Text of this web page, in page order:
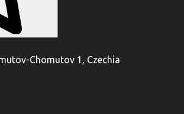
Chomutov 1, Czechia